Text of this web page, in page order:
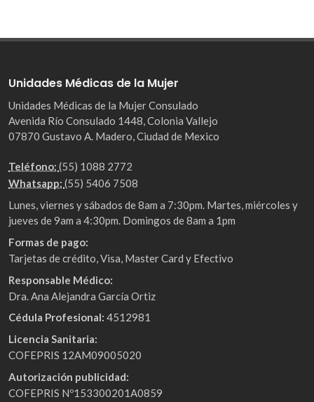
Unidades Médicas de la Mujer
Unidades Médicas de la Mujer Consulado
Avenida Río Consulado 1448, Colonia Vallejo
07870 Gustavo A. Madero, Ciudad de Mexico
Teléfono: (55) 1088 2772
Whatsapp: (55) 5406 7508
Lunes, viernes y sábados de 8am a 7:30pm. Martes, miércoles y
jueves de 9am a 4:30pm. Domingos de 8am a 1pm
Formas de pago:
Tarjetas de crédito, Visa, Master Card y Efectivo
Responsable Médico:
Dra. Ana Alejandra García Ortiz
Cédula Profesional: 4512981
Licencia Sanitaria:
COFEPRIS 12AM09005020
Autorización publicidad:
COFEPRIS Nº153300201A0859